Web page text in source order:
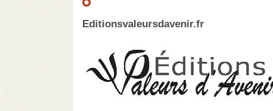
Editionsvaleursdavenir.fr